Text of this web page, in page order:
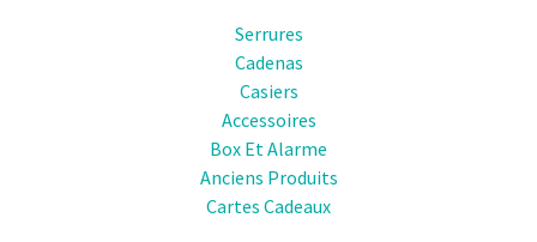
Serrures
Cadenas
Casiers
Accessoires
Box Et Alarme
Anciens Produits
Cartes Cadeaux